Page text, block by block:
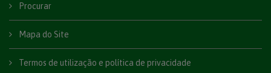
Procurar
Mapa do Site
Termos de utilização e política de privacidade